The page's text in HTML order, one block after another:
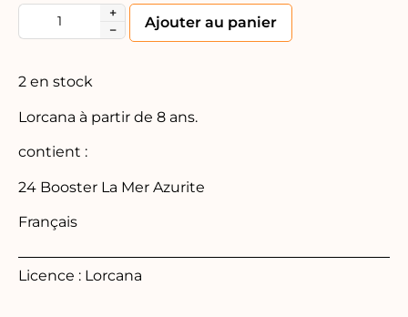
+
−
Ajouter au panier
2 en stock
Lorcana à partir de 8 ans.
contient :
24 Booster La Mer Azurite
Français
Licence : Lorcana